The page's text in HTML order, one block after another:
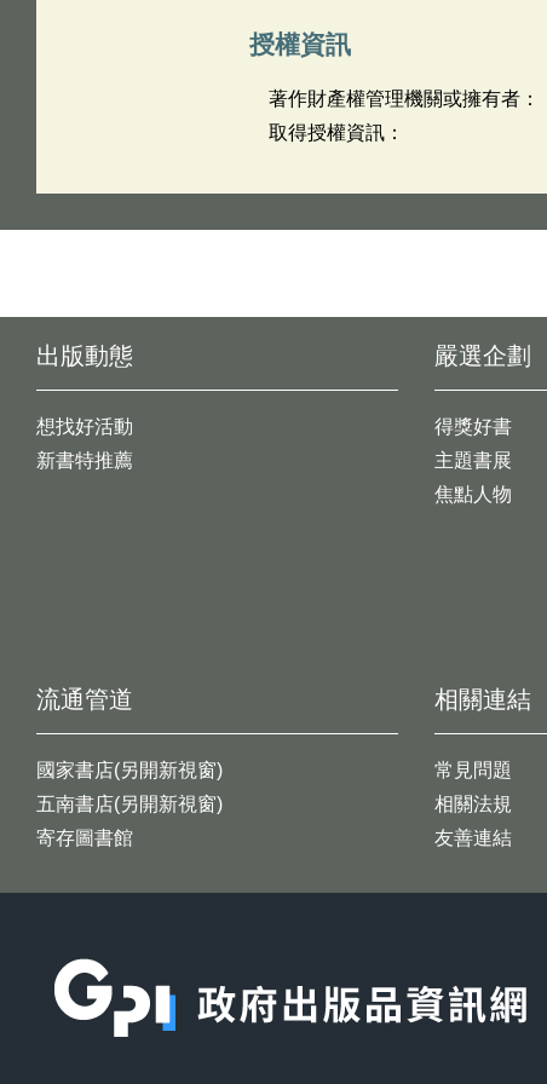
授權資訊
著作財產權管理機關或擁有者：
取得授權資訊：
出版動態
想找好活動
新書特推薦
嚴選企劃
得獎好書
主題書展
焦點人物
流通管道
國家書店(另開新視窗)
五南書店(另開新視窗)
寄存圖書館
相關連結
常見問題
相關法規
友善連結